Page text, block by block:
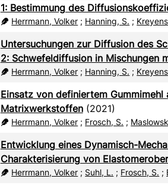
1: Bestimmung des
Herrmann, Volker ; Hanning, S. ;
Untersuchungen zur Diffusion des
2: Schwefeldiffusion in Mischungen
Herrmann, Volker ; Hanning, S. ;
Einsatz von definiertem Gummimehl
Matrixwerkstoffen(2021)
Herrmann, Volker ; Frosch, S. ;
Entwicklung eines Dynamisch-
Charakterisierung von
Herrmann, Volker ; Suhl, L. ; Frosch, S. ;